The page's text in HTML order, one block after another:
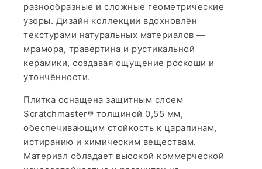
разнообразные и сложные геометрические
узоры. Дизайн коллекции вдохновлён
текстурами натуральных материалов —
мрамора, травертина и рустикальной
керамики, создавая ощущение роскоши и
утончённости.
Плитка оснащена защитным слоем
Scratchmaster® толщиной 0,55 мм,
обеспечивающим стойкость к царапинам,
истиранию и химическим веществам.
Материал обладает высокой коммерческой